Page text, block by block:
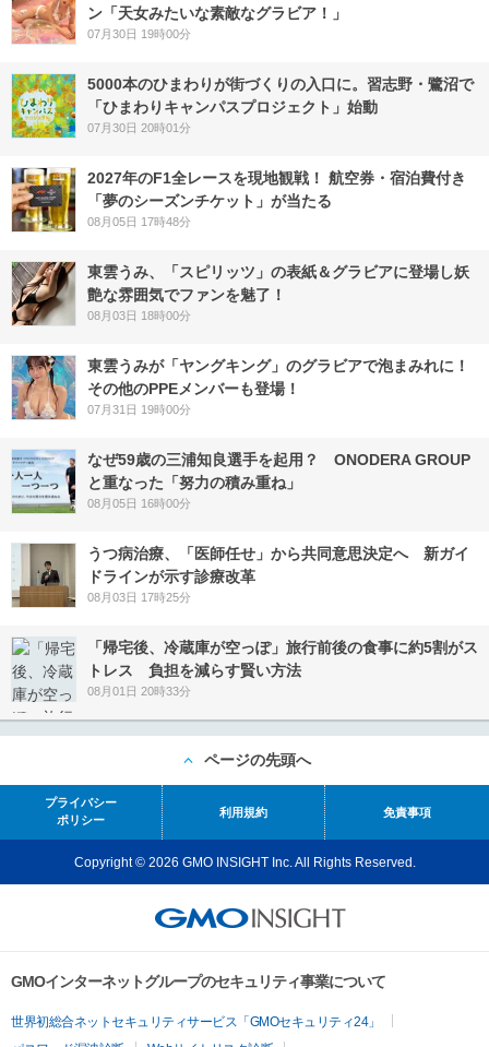
ン「天女みたいな素敵なグラビア！」
07月30日 19時00分
5000本のひまわりが街づくりの入口に。習志野・鷺沼で
「ひまわりキャンパスプロジェクト」始動
07月30日 20時01分
2027年のF1全レースを現地観戦！ 航空券・宿泊費付き
「夢のシーズンチケット」が当たる
08月05日 17時48分
東雲うみ、「スピリッツ」の表紙＆グラビアに登場し妖
艶な雰囲気でファンを魅了！
08月03日 18時00分
東雲うみが「ヤングキング」のグラビアで泡まみれに！
その他のPPEメンバーも登場！
07月31日 19時00分
なぜ59歳の三浦知良選手を起用？ ONODERA GROUP
と重なった「努力の積み重ね」
08月05日 16時00分
うつ病治療、「医師任せ」から共同意思決定へ 新ガイ
ドラインが示す診療改革
08月03日 17時25分
「帰宅後、冷蔵庫が空っぽ」旅行前後の食事に約5割がス
トレス 負担を減らす賢い方法
08月01日 20時33分
ページの先頭へ
プライバシー
ポリシー
利用規約 免責事項
Copyright © 2026 GMO INSIGHT Inc. All Rights Reserved.
GMOインターネットグループのセキュリティ事業について
世界初総合ネットセキュリティサービス「GMOセキュリティ24」